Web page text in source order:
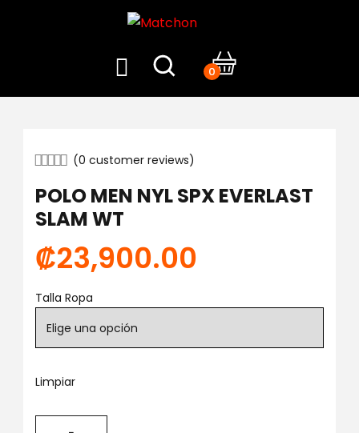
0
(0 customer reviews)
POLO MEN NYL SPX EVERLAST
SLAM WT
₡23,900.00
Talla Ropa
Limpiar